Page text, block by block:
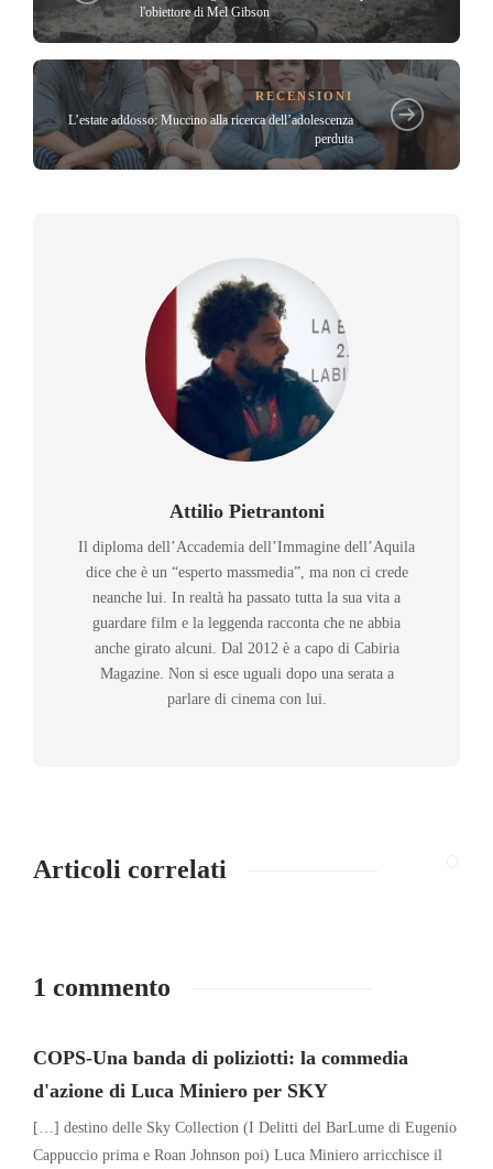
l'obiettore di Mel Gibson
RECENSIONI
L’estate addosso: Muccino alla ricerca dell’adolescenza
perduta
Attilio Pietrantoni
Il diploma dell’Accademia dell’Immagine dell’Aquila
dice che è un “esperto massmedia”, ma non ci crede
neanche lui. In realtà ha passato tutta la sua vita a
guardare film e la leggenda racconta che ne abbia
anche girato alcuni. Dal 2012 è a capo di Cabiria
Magazine. Non si esce uguali dopo una serata a
parlare di cinema con lui.
Articoli correlati
1 commento
COPS-Una banda di poliziotti: la commedia
d'azione di Luca Miniero per SKY
[…] destino delle Sky Collection (I Delitti del BarLume di Eugenio
Cappuccio prima e Roan Johnson poi) Luca Miniero arricchisce il